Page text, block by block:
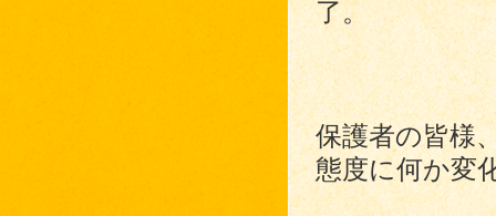
了。
保護者の皆様
態度に何か変